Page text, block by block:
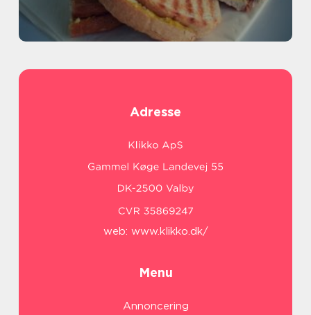
Adresse
web: www.klikko.dk/
Menu
Annoncering